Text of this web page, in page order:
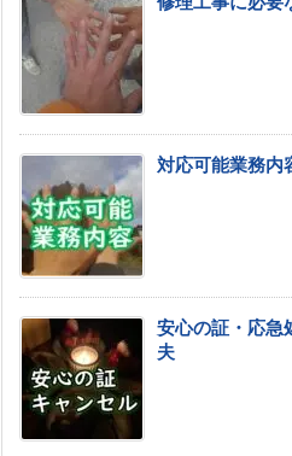
対応可能業務内
安心の証・応急
夫